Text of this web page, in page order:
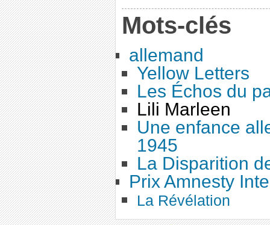
Mots-clés
allemand
Yellow Letters
Les Échos du
Lili Marleen
Une enfance
1945
La Disparition
Prix Amnesty
La Révélation